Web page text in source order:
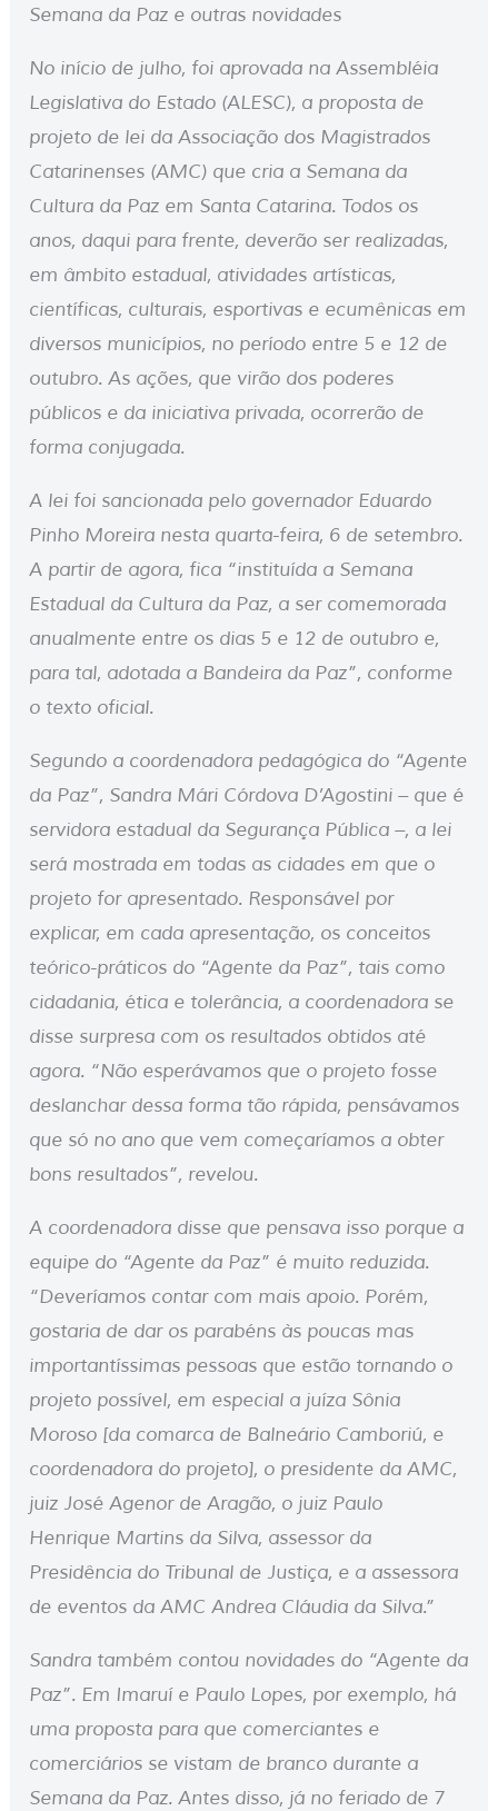
Semana da Paz e outras novidades
No início de julho, foi aprovada na Assembléia
Legislativa do Estado (ALESC), a proposta de
projeto de lei da Associação dos Magistrados
Catarinenses (AMC) que cria a Semana da
Cultura da Paz em Santa Catarina. Todos os
anos, daqui para frente, deverão ser realizadas,
em âmbito estadual, atividades artísticas,
científicas, culturais, esportivas e ecumênicas em
diversos municípios, no período entre 5 e 12 de
outubro. As ações, que virão dos poderes
públicos e da iniciativa privada, ocorrerão de
forma conjugada.
A lei foi sancionada pelo governador Eduardo
Pinho Moreira nesta quarta-feira, 6 de setembro.
A partir de agora, fica “instituída a Semana
Estadual da Cultura da Paz, a ser comemorada
anualmente entre os dias 5 e 12 de outubro e,
para tal, adotada a Bandeira da Paz”, conforme
o texto oficial.
Segundo a coordenadora pedagógica do “Agente
da Paz”, Sandra Mári Córdova D’Agostini – que é
servidora estadual da Segurança Pública –, a lei
será mostrada em todas as cidades em que o
projeto for apresentado. Responsável por
explicar, em cada apresentação, os conceitos
teórico-práticos do “Agente da Paz”, tais como
cidadania, ética e tolerância, a coordenadora se
disse surpresa com os resultados obtidos até
agora. “Não esperávamos que o projeto fosse
deslanchar dessa forma tão rápida, pensávamos
que só no ano que vem começaríamos a obter
bons resultados”, revelou.
A coordenadora disse que pensava isso porque a
equipe do “Agente da Paz” é muito reduzida.
“Deveríamos contar com mais apoio. Porém,
gostaria de dar os parabéns às poucas mas
importantíssimas pessoas que estão tornando o
projeto possível, em especial a juíza Sônia
Moroso [da comarca de Balneário Camboriú, e
coordenadora do projeto], o presidente da AMC,
juiz José Agenor de Aragão, o juiz Paulo
Henrique Martins da Silva, assessor da
Presidência do Tribunal de Justiça, e a assessora
de eventos da AMC Andrea Cláudia da Silva.”
Sandra também contou novidades do “Agente da
Paz”. Em Imaruí e Paulo Lopes, por exemplo, há
uma proposta para que comerciantes e
comerciários se vistam de branco durante a
Semana da Paz. Antes disso, já no feriado de 7